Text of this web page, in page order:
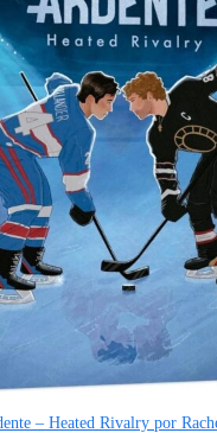
– Heated Rivalry por